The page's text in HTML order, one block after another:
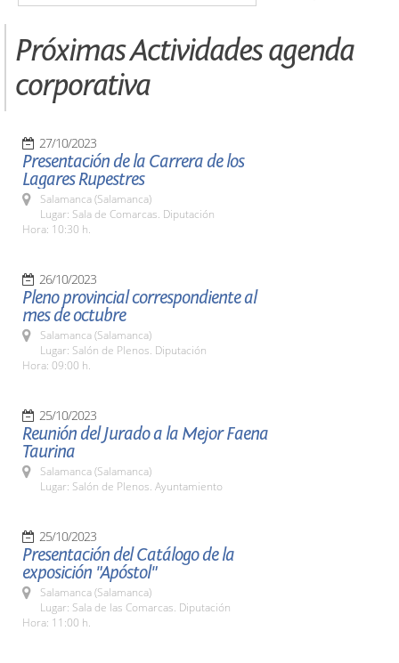
Próximas Actividades agenda
corporativa
27/10/2023
Presentación de la Carrera de los
Lagares Rupestres
Salamanca (Salamanca)
Lugar: Sala de Comarcas. Diputación
Hora: 10:30 h.
26/10/2023
Pleno provincial correspondiente al
mes de octubre
Salamanca (Salamanca)
Lugar: Salón de Plenos. Diputación
Hora: 09:00 h.
25/10/2023
Reunión del Jurado a la Mejor Faena
Taurina
Salamanca (Salamanca)
Lugar: Salón de Plenos. Ayuntamiento
25/10/2023
Presentación del Catálogo de la
exposición "Apóstol"
Salamanca (Salamanca)
Lugar: Sala de las Comarcas. Diputación
Hora: 11:00 h.